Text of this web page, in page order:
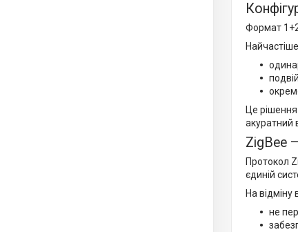
Формат
Це
акуратний
ZigBee
Протокол
єдиній
На відміну
не